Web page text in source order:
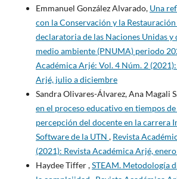
Emmanuel González Alvarado, Una
con la Conservación y la Restauración
declaratoria de las Naciones Unidas y
medio ambiente (PNUMA) periodo
Académica Arjé: Vol. 4 Núm. 2
Arjé, julio a diciembre
Sandra Olivares-Álvarez, Ana Magali
en el proceso educativo en tiempos
percepción del docente en la carrera
Software de la UTN , Revista
(2021): Revista Académica Arjé,
Haydee Tiffer ,STEAM. Metodología